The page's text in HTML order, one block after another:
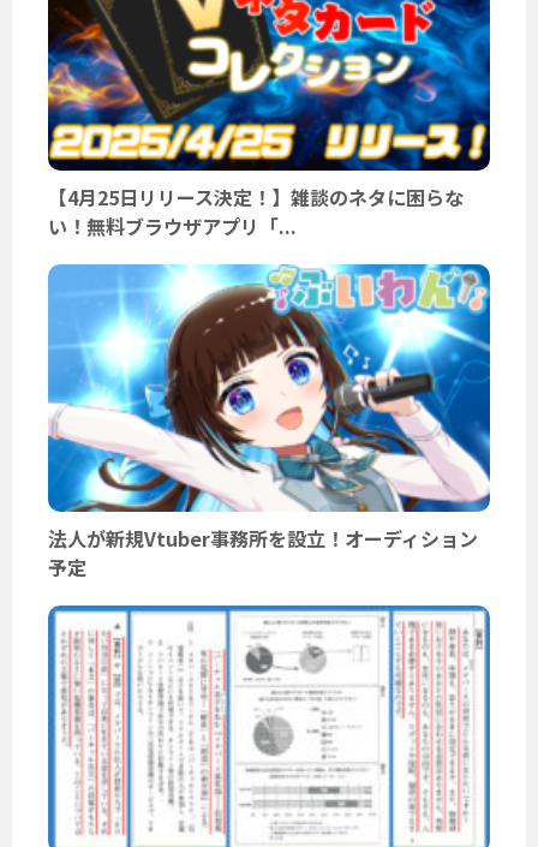
【4月25日リリース決定！】雑談のネタに困らな
い！無料ブラウザアプリ「...
法人が新規Vtuber事務所を設立！オーディション
予定